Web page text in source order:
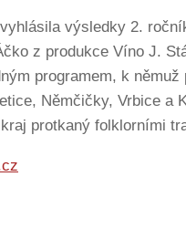
výsledky 2.
z produkce Víno J.
programem, k
Němčičky, Vrbice a
protkaný folklorními